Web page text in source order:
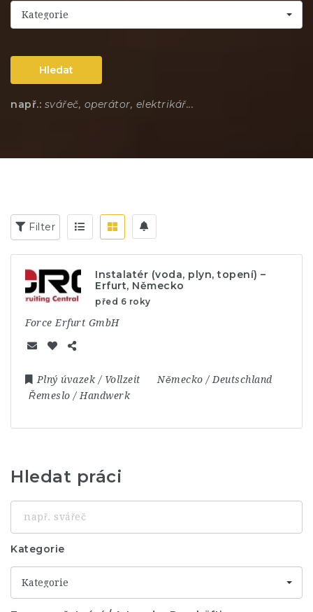
Kategorie
Hledat
např.: svářeč, operátor, elektrikář...
Filter
Instalatér (voda, plyn, topení) –
Erfurt, Německo
před 6 roky
Force Erfurt GmbH
Plný úvazek / Vollzeit
Německo / Deutschland
Řemeslo / Handwerk
Hledat práci
svářeč
Kategorie
Kategorie